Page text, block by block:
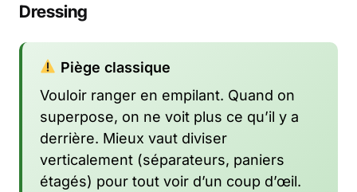
Dressing
Piège classique
Vouloir ranger en empilant. Quand on
superpose, on ne voit plus ce qu’il y a
derrière. Mieux vaut diviser
verticalement (séparateurs, paniers
étagés) pour tout voir d’un coup d’œil.